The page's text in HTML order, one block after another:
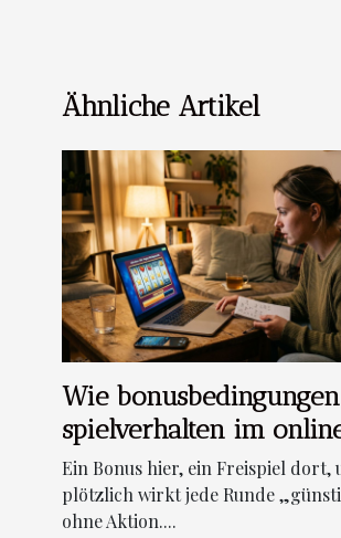
Ähnliche Artikel
Wie
spielverhalten im
wirklich beeinflussen
Ein Bonus hier, ein Freispiel dort,
plötzlich wirkt jede Runde
ohne Aktion....